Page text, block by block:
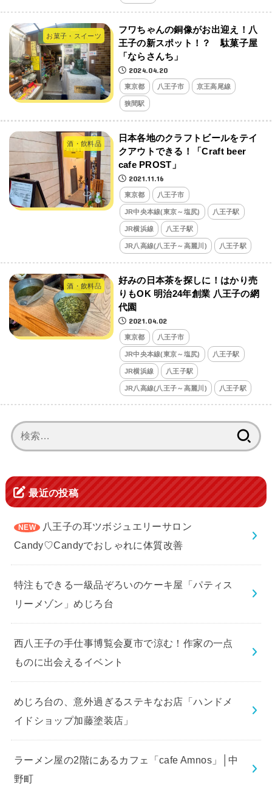
お菓子・スイーツ
フワちゃんの銅像がお出迎え！八
王子の新スポット！？ 駄菓子屋
「ならさんち」
2024.04.20
東京都 八王子市 京王高尾線
狭間駅
酒・飲料品
日本各地のクラフトビールをテイ
クアウトできる！「Craft beer
cafe PROST」
2021.11.16
東京都 八王子市
JR中央本線(東京～塩尻) 八王子駅
JR横浜線 八王子駅
JR八高線(八王子～高麗川) 八王子駅
酒・飲料品
好みの日本茶を探しに！はかり売
りもOK 明治24年創業 八王子の網
代園
2021.04.02
東京都 八王子市
JR中央本線(東京～塩尻) 八王子駅
JR横浜線 八王子駅
JR八高線(八王子～高麗川) 八王子駅
索:
最近の投稿
八王子の耳ツボジュエリーサロン
Candy♡Candyでおしゃれに体質改善
特注もできる一級品ぞろいのケーキ屋「パティス
リーメゾン」めじろ台
西八王子の手仕事博覧会夏市で涼む！作家の一点
ものに出会えるイベント
めじろ台の、意外過ぎるステキなお店「ハンドメ
イドショップ加藤塗装店」
ラーメン屋の2階にあるカフェ「cafe Amnos」│中
野町